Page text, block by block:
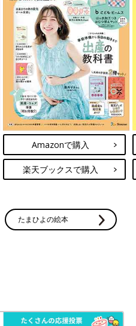
Amazonで購入
楽天ブックスで購入
たまひよの絵本